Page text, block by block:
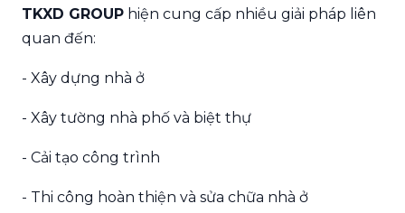
TKXD GROUP hiện cung cấp nhiều giải pháp liên
quan đến:
- Xây dựng nhà ở
- Xây tường nhà phố và biệt thự
- Cải tạo công trình
- Thi công hoàn thiện và sửa chữa nhà ở